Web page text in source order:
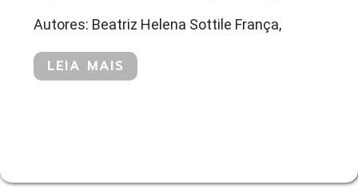
Autores: Beatriz Helena Sottile França,
LEIA MAIS